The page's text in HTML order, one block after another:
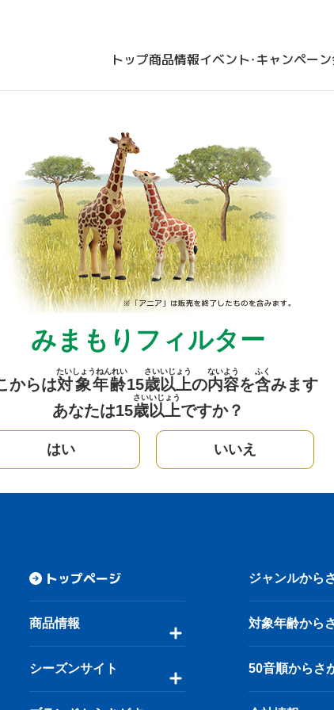
トップ商品情報イベント・キャンペーン
みまもりフィルター
からは対象年齢
たいしょうねんれい
15歳
さい
以上
いじょう
の内容
ないよう
を含
ふく
みます
あなたは15歳
さい
以上
いじょう
ですか？
はい いいえ
トップページ
商品情報
シーズンサイト
ジャンルから
対象年齢から
50音順からさ